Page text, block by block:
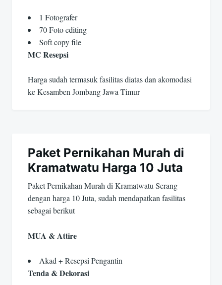
1 Fotografer
70 Foto editing
Soft copy file
MC Resepsi
Harga sudah termasuk fasilitas diatas dan akomodasi
ke Kesamben Jombang Jawa Timur
Paket Pernikahan Murah di
Kramatwatu Harga 10 Juta
Paket Pernikahan Murah di Kramatwatu Serang
dengan harga 10 Juta, sudah mendapatkan fasilitas
sebagai berikut
MUA & Attire
Akad + Resepsi Pengantin
Tenda & Dekorasi